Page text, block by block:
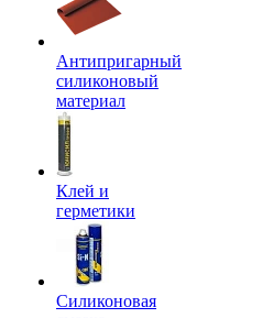
Антипригарный
силиконовый
материал
Клей и
герметики
Силиконовая